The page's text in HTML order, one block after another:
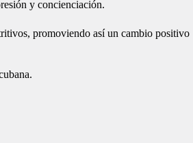
y concienciación.
promoviendo así un cambio positivo